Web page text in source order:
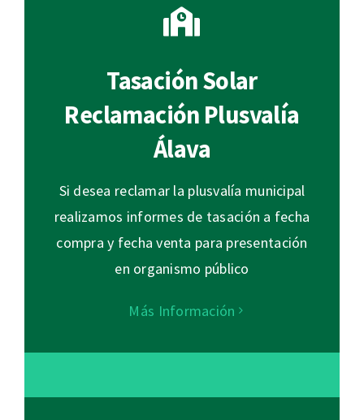
Tasación Solar
Reclamación Plusvalía
Álava
Si desea reclamar la plusvalía municipal
realizamos informes de tasación a fecha
compra y fecha venta para presentación
en organismo público
Más Información